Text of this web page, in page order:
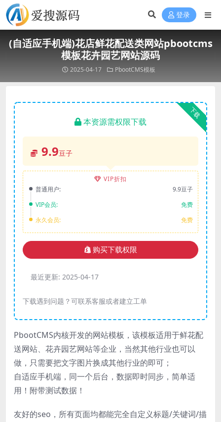
登录
(自适应手机端)花店鲜花配送类网站pbootcms
模板花卉园艺网站源码
2025-04-17 PbootCMS模板
下载
本资源需权限下载
9.9豆子
VIP折扣
普通用户:
9.9豆子
VIP会员:
免费
永久会员:
免费
购买下载权限
最近更新: 2025-04-17
下载遇到问题？可联系客服或者建立工单
PbootCMS内核开发的网站模板，该模板适用于鲜花配
送网站、花卉园艺网站等企业，当然其他行业也可以
做，只需要把文字图片换成其他行业的即可；
自适应手机端，同一个后台，数据即时同步，简单适
用！附带测试数据！
友好的seo，所有页面均都能完全自定义标题/关键词/描